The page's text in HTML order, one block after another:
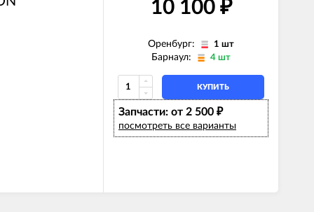
10 100 ₽
Оренбург: 1 шт
Барнаул: 4 шт
КУПИТЬ
Запчасти: от 2 500 ₽
посмотреть все варианты